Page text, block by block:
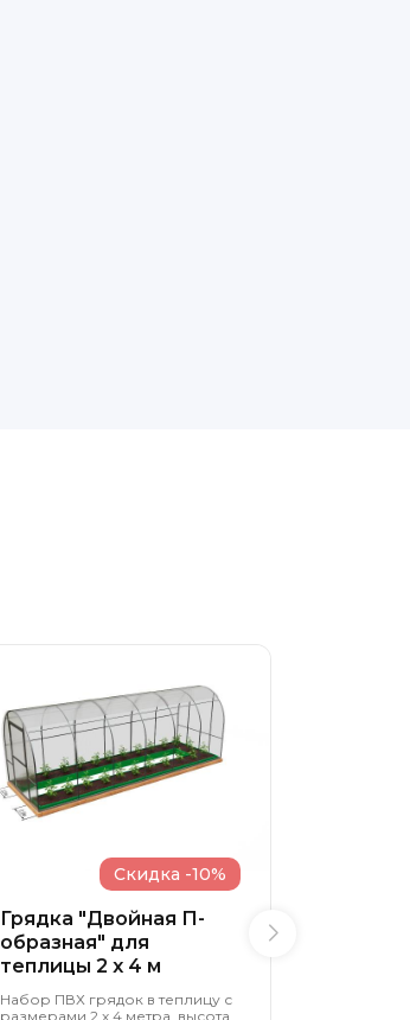
Грядка "Двойная П-
образная" для
теплицы 2 x 4 м
Набор ПВХ грядок в теплицу с
размерами 2 х 4 метра, высота
Скидка -10%